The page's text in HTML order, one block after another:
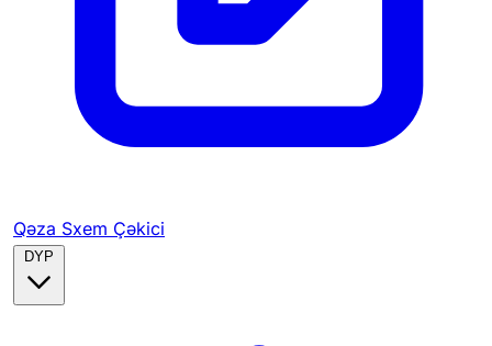
Qəza Sxem Çəkici
DYP